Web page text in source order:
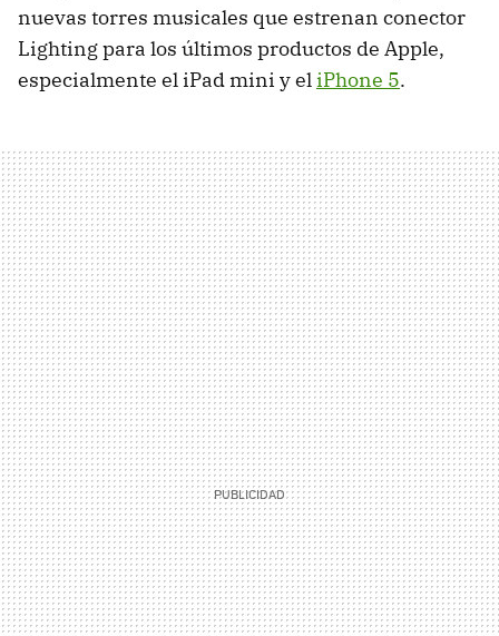
nuevas torres musicales que estrenan conector
Lighting para los últimos productos de Apple,
especialmente el iPad mini y el iPhone 5.